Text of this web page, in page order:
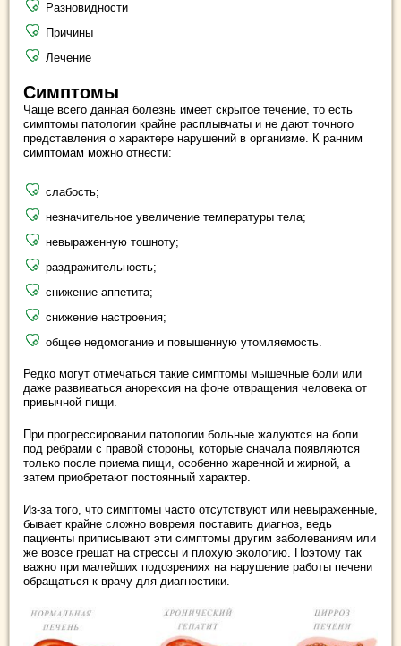
Разновидности
Причины
Лечение
Симптомы
Чаще всего данная болезнь имеет скрытое течение, то есть
симптомы патологии крайне расплывчаты и не дают точного
представления о характере нарушений в организме. К ранним
симптомам можно отнести:
слабость;
незначительное увеличение температуры тела;
невыраженную тошноту;
раздражительность;
снижение аппетита;
снижение настроения;
общее недомогание и повышенную утомляемость.
Редко могут отмечаться такие симптомы мышечные боли или
даже развиваться анорексия на фоне отвращения человека от
привычной пищи.
При прогрессировании патологии больные жалуются на боли
под ребрами с правой стороны, которые сначала появляются
только после приема пищи, особенно жаренной и жирной, а
затем приобретают постоянный характер.
Из-за того, что симптомы часто отсутствуют или невыраженные,
бывает крайне сложно вовремя поставить диагноз, ведь
пациенты приписывают эти симптомы другим заболеваниям или
же вовсе грешат на стрессы и плохую экологию. Поэтому так
важно при малейших подозрениях на нарушение работы печени
обращаться к врачу для диагностики.